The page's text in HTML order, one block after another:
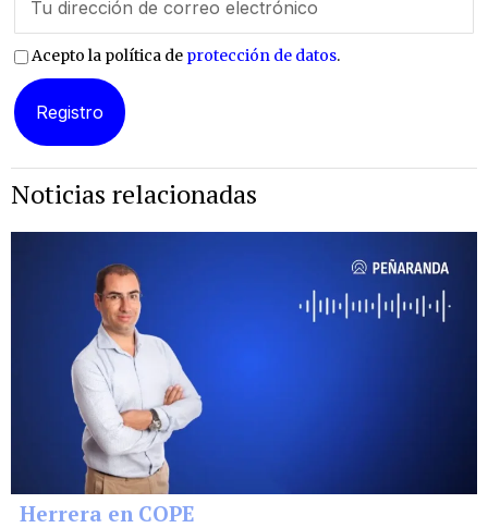
Acepto la política de protección de datos.
Noticias relacionadas
Herrera en COPE